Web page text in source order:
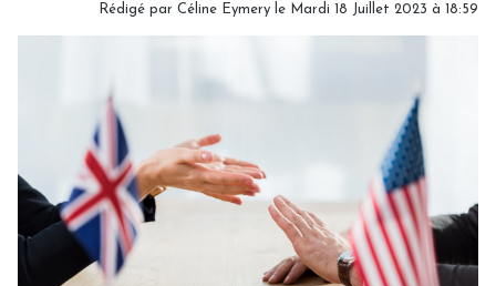
Rédigé par Céline Eymery le Mardi 18 Juillet 2023 à 18:59